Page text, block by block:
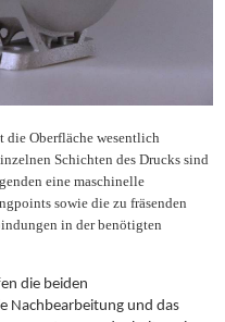
die Oberfläche wesentlich
Schichten des Drucks sind
eine maschinelle
sowie die zu fräsenden
in der benötigten
die beiden
Nachbearbeitung und das